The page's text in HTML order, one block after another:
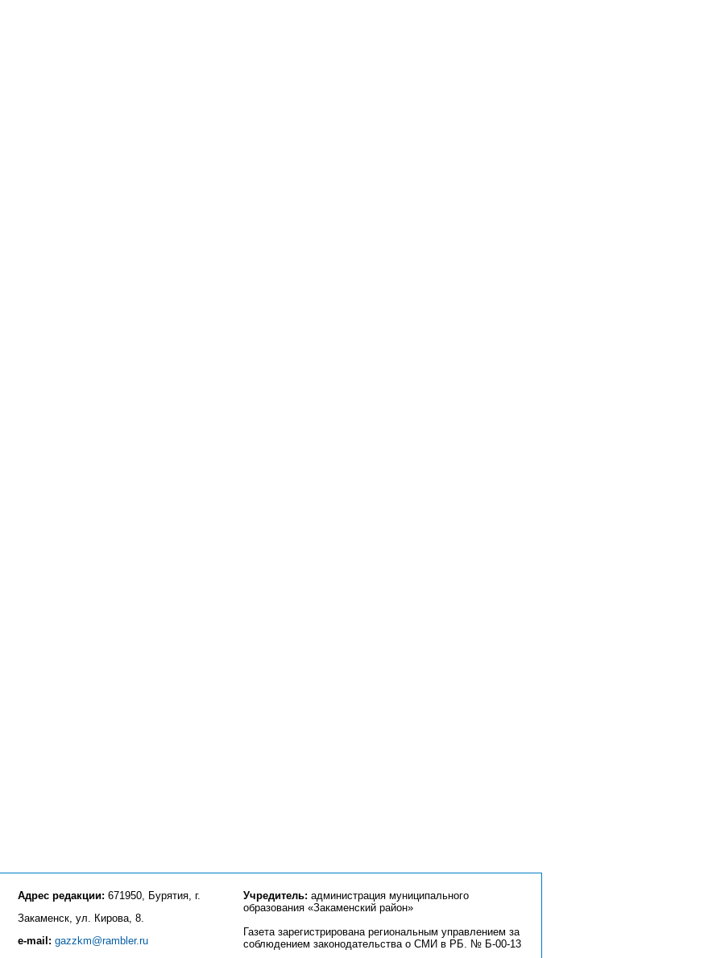
Адрес редакции: 671950, Бурятия, г.
Закаменск, ул. Кирова, 8.
e-mail: gazzkm@rambler.ru
Учредитель: администрация муниципального
образования «Закаменский район»
Газета зарегистрирована региональным управлением за
соблюдением законодательства о СМИ в РБ. № Б-00-13